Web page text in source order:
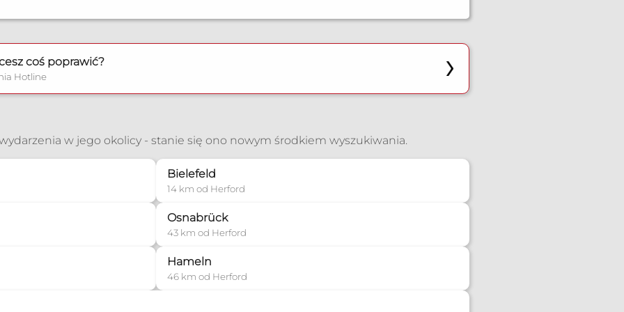
coś poprawić?
Hotline
w jego okolicy - stanie się ono nowym środkiem wyszukiwania.
Bielefeld
14 km od Herford
Osnabrück
43 km od Herford
Hameln
46 km od Herford